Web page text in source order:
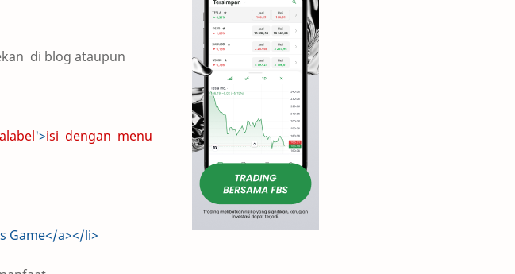
di blog ataupun
'>isi dengan menu
Game</a></li>